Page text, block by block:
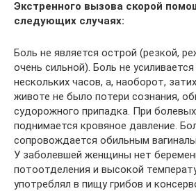
Экстренного вызова скорой
следующих случаях:
Боль не является острой (резкой,
очень сильной). Боль не
нескольких часов, а, наоборот,
животе не было потери сознания,
судорожного припадка. При болевых
поднимается кровяное давление.
сопровождается обильным
У заболевшей женщины нет
потоотделения и высокой
употреблял в пищу грибов и